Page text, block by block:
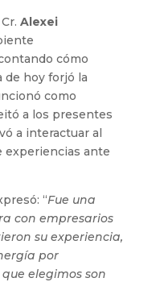
Alexei
cómo
de hoy forjó la
como
a los presentes
a interactuar al
experiencias ante
“Fue una
con empresarios
su experiencia,
por
elegimos son